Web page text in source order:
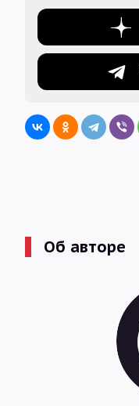
Об авторе